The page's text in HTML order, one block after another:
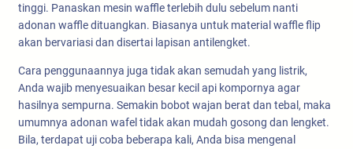
tinggi. Panaskan mesin waffle terlebih dulu sebelum nanti
adonan waffle dituangkan. Biasanya untuk material waffle flip
akan bervariasi dan disertai lapisan antilengket.
Cara penggunaannya juga tidak akan semudah yang listrik,
Anda wajib menyesuaikan besar kecil api kompornya agar
hasilnya sempurna. Semakin bobot wajan berat dan tebal, maka
umumnya adonan wafel tidak akan mudah gosong dan lengket.
Bila, terdapat uji coba beberapa kali, Anda bisa mengenal